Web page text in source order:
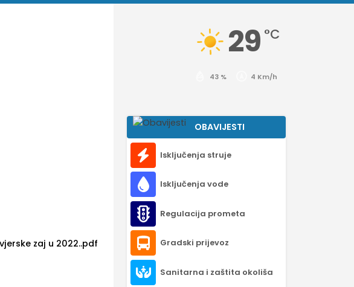
zaj u 2022..pdf
29 °C
43 % 4 Km/h
OBAVIJESTI
Isključenja struje
Isključenja vode
Regulacija prometa
Gradski prijevoz
Sanitarna i zaštita okoliša